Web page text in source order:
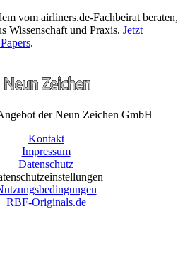
vom airliners.de-Fachbeirat beraten,
Wissenschaft und Praxis. Jetzt
.
der Neun Zeichen GmbH
Kontakt
Impressum
Datenschutz
RBF-Originals.de